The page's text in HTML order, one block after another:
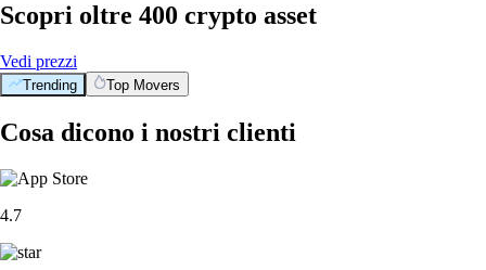
Scopri oltre 400 crypto asset
Vedi prezzi
Trending Top Movers
Cosa dicono i nostri clienti
4.7